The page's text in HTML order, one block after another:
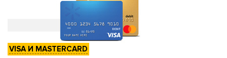
VISA И MASTERCARD